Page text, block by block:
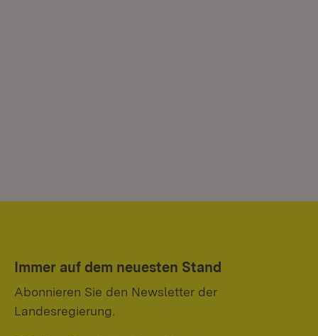
Immer auf dem neuesten Stand
Abonnieren Sie den Newsletter der
Landesregierung.